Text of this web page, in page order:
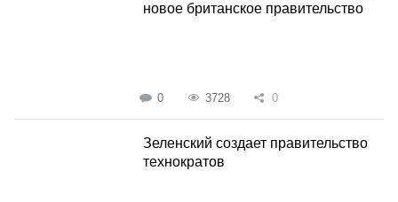
новое британское правительство
0 3728 0
Зеленский создает правительство
технократов